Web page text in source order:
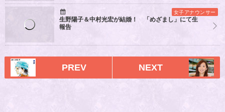
女子アナウンサー
生野陽子＆中村光宏が結婚！ 「めざまし」にて生
報告
PREV NEXT